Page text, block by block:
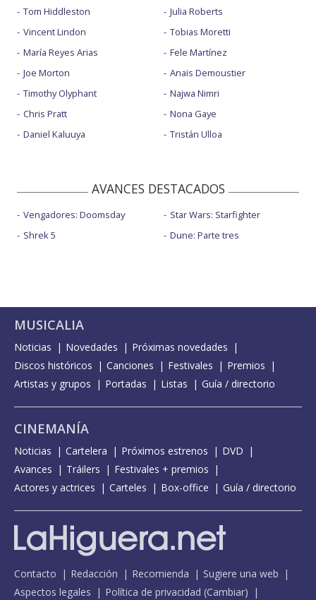
Tom Hiddleston
Vincent Lindon
María Reyes Arias
Joe Morton
Timothy Olyphant
Chris Pratt
Daniel Kaluuya
Julia Roberts
Tobias Moretti
Fele Martínez
Anaïs Demoustier
Najwa Nimri
Nona Gaye
Tristán Ulloa
AVANCES DESTACADOS
Vengadores: Doomsday
Shrek 5
Star Wars: Starfighter
Dune: Parte tres
MUSICALIA
Noticias Novedades
Próximas novedades
Discos históricos
Canciones Festivales
Premios
Artistas y grupos
Portadas Listas Guía / directorio
CINEMANÍA
Noticias Cartelera Próximos estrenos
DVD
Avances
Tráilers
Festivales + premios
Actores y actrices
Carteles Box-office Guía / directorio
Contacto Redacción Recomienda
Sugiere una web
Aspectos legales
Política de privacidad (Cambiar)